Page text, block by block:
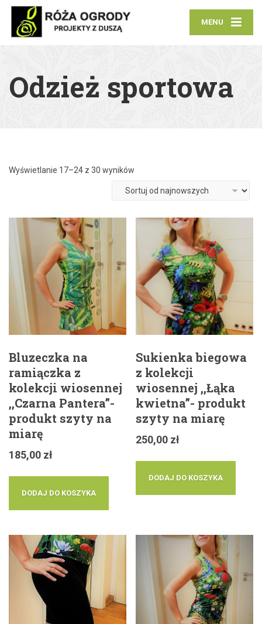
MENU
Odzież sportowa
Wyświetlanie 17–24 z 30 wyników
Bluzeczka na
ramiączka z
kolekcji wiosennej
,,Czarna Pantera”-
produkt szyty na
miarę
185,00 zł
DODAJ DO KOSZYKA
Sukienka biegowa
z kolekcji
wiosennej ,,Łąka
kwietna”- produkt
szyty na miarę
250,00 zł
DODAJ DO KOSZYKA